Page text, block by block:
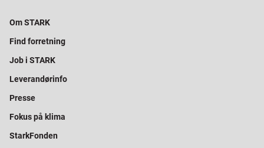
Om STARK
Find forretning
Job i STARK
Leverandørinfo
Presse
Fokus på klima
StarkFonden